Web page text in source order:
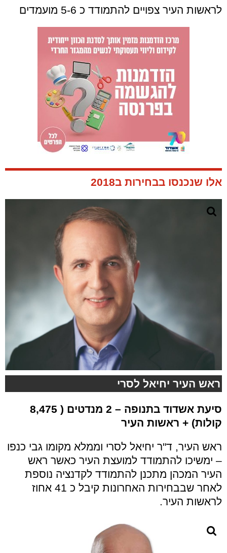
לראשות העיר צפויים להתמודד כ 5-6 מועמדים
אלו שנכנסו בבחירות ב2018
ראש העיר יחיאל לסרי
סיעת אשדוד בתנופה – 2 מנדטים (
8,475
קולות) + ראשות העיר
ראש העיר, ד"ר יחיאל לסרי וממלא מקומו גבי כנפו
– ימשיכו להתמודד למועצת העיר כאשר ראש
העיר המכהן מתכנן להתמודד לקדנציה נוספת
לאחר שבבחירות האחרונות קיבל כ 41 אחוז
לראשות העיר.